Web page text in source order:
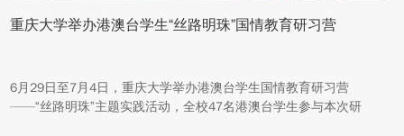
重庆大学举办港澳台学生“丝路明珠”国情教育研习营
6月29日至7月4日，重庆大学举办港澳台学生国情教育研习营
——“丝路明珠”主题实践活动，全校47名港澳台学生参与本次研